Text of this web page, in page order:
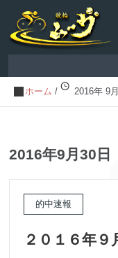
ホーム / 2016年 9
2016年9月30日
的中速報
２０１６年